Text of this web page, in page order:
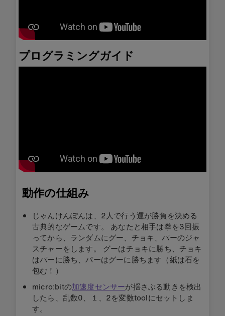
プログラミングガイド
動作の仕組み
じゃんけんぽんは、2人で行う運が勝負を決める
古典的なゲームです。 あなたと相手は拳を3回振
ってから、ランダムにグー、チョキ、パーのジャ
スチャーをします。 グーはチョキに勝ち、チョキ
はパーに勝ち、パーはグーに勝ちます（紙は石を
包む！）
micro:bitの加速度センサーが揺さぶる動きを検出
したら、乱数0、１、2を変数toolにセットしま
す。